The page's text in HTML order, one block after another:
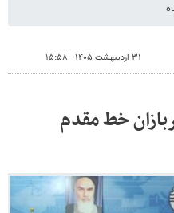
۳۱ اردیبهشت ۱۴۰۵ - ۱۵:۵۸
خط مقدم